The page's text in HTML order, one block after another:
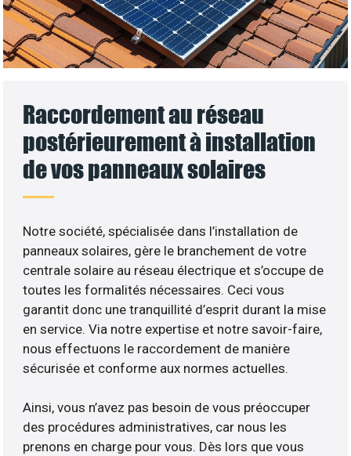
Raccordement au réseau
postérieurement à installation
de vos panneaux solaires
Notre société, spécialisée dans l’installation de
panneaux solaires, gère le branchement de votre
centrale solaire au réseau électrique et s’occupe de
toutes les formalités nécessaires. Ceci vous
garantit donc une tranquillité d’esprit durant la mise
en service. Via notre expertise et notre savoir-faire,
nous effectuons le raccordement de manière
sécurisée et conforme aux normes actuelles.
Ainsi, vous n’avez pas besoin de vous préoccuper
des procédures administratives, car nous les
prenons en charge pour vous. Dès lors que vous